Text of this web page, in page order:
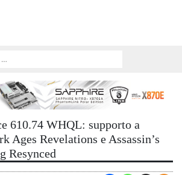
610.74 WHQL: supporto a
Ages Revelations e Assassin’s
Resynced